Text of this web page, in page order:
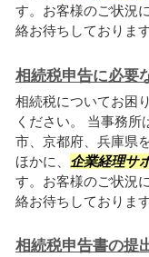
す。お客様のご状況
絡お待ちしております
相続税申告に必要
相続税についてお困
ください。 当事務所
市、京都府、兵庫県
ほかに、 企業経理サ
す。お客様のご状況
絡お待ちしております
相続税申告書の提